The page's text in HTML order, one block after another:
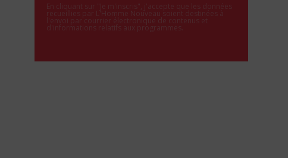
En cliquant sur "Je m'inscris", j'accepte que les données
recueillies par L'Homme Nouveau soient destinées à
l'envoi par courrier électronique de contenus et
d'informations relatifs aux programmes.